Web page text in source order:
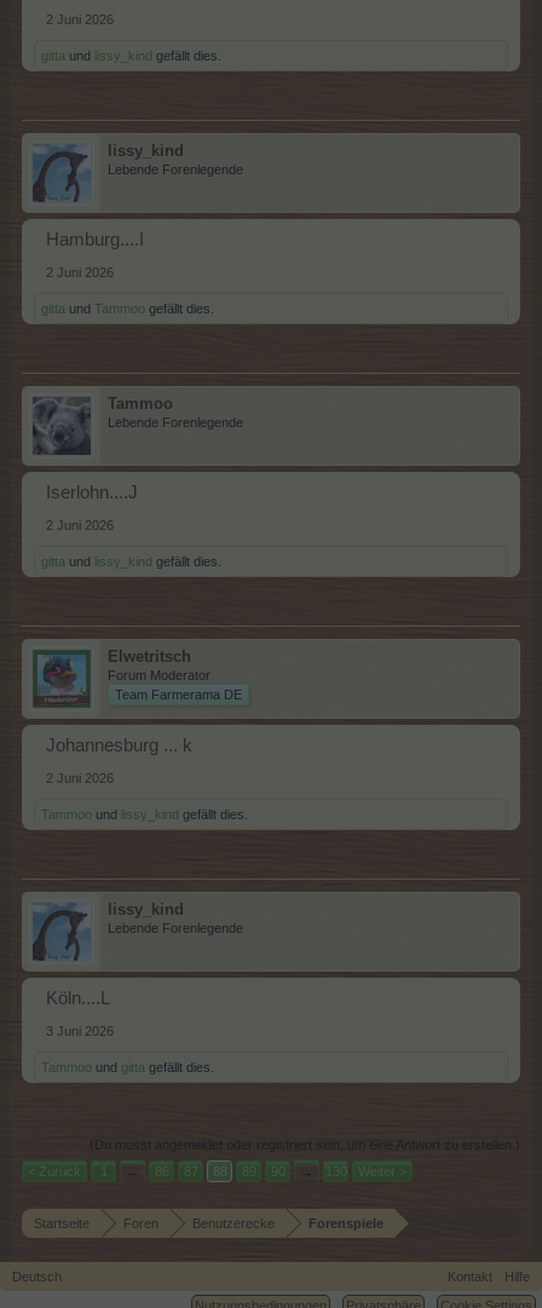
2 Juni 2026
gitta und lissy_kind gefällt dies.
lissy_kind
Lebende Forenlegende
Hamburg....I
2 Juni 2026
gitta und Tammoo gefällt dies.
Tammoo
Lebende Forenlegende
Iserlohn....J
2 Juni 2026
gitta und lissy_kind gefällt dies.
Elwetritsch
Forum Moderator
Team Farmerama DE
Johannesburg ... k
2 Juni 2026
Tammoo und lissy_kind gefällt dies.
lissy_kind
Lebende Forenlegende
Köln....L
3 Juni 2026
Tammoo und gitta gefällt dies.
(Du musst angemeldet oder registriert sein, um eine Antwort zu erstellen.)
< Zurück
1 ← 86 87 88 89 90 → 130 Weiter >
Startseite Foren Benutzerecke Forenspiele
Deutsch Kontakt
Hilfe